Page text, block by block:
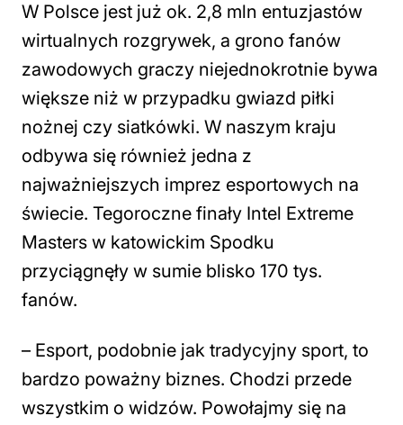
W Polsce jest już ok. 2,8 mln entuzjastów
wirtualnych rozgrywek, a grono fanów
zawodowych graczy niejednokrotnie bywa
większe niż w przypadku gwiazd piłki
nożnej czy siatkówki. W naszym kraju
odbywa się również jedna z
najważniejszych imprez esportowych na
świecie. Tegoroczne finały Intel Extreme
Masters w katowickim Spodku
przyciągnęły w sumie blisko 170 tys.
fanów.
– Esport, podobnie jak tradycyjny sport, to
bardzo poważny biznes. Chodzi przede
wszystkim o widzów. Powołajmy się na